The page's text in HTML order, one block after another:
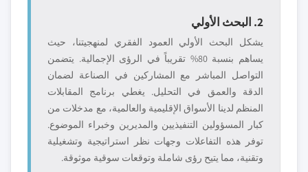
2. البحث الأولي
يشكل البحث الأولي العمود الفقري لمنهجيتنا، حيث
يساهم بنسبة 80% تقريباً في الرؤى الإجمالية. يتضمن
التواصل المباشر مع المشاركين في الصناعة لضمان
الدقة والعمق في التحليل. يغطي برنامج المقابلات
المنظم لدينا الأسواق الإقليمية والعالمية، مع مدخلات من
كبار المسؤولين التنفيذيين والمديرين وخبراء الموضوع.
توفر هذه التفاعلات وجهات نظر استراتيجية وتشغيلية
وتقنية، مما يتيح رؤى شاملة وتوقعات سوقية موثوقة.